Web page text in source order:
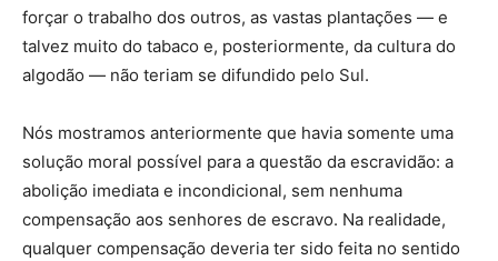
forçar o trabalho dos outros, as vastas plantações — e
talvez muito do tabaco e, posteriormente, da cultura do
algodão — não teriam se difundido pelo Sul.
Nós mostramos anteriormente que havia somente uma
solução moral possível para a questão da escravidão: a
abolição imediata e incondicional, sem nenhuma
compensação aos senhores de escravo. Na realidade,
qualquer compensação deveria ter sido feita no sentido